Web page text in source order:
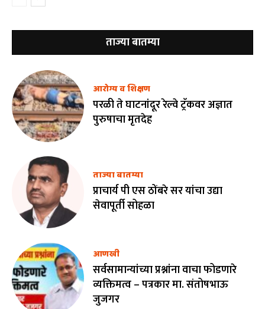
ताज्या बातम्या
आरोग्य व शिक्षण
परळी ते घाटनांदूर रेल्वे ट्रॅकवर अज्ञात
पुरुषाचा मृतदेह
ताज्या बातम्या
प्राचार्य पी एस ठोंबरे सर यांचा उद्या
सेवापूर्ती सोहळा
आणखी
सर्वसामान्यांच्या प्रश्नांना वाचा फोडणारे
व्यक्तिमत्व – पत्रकार मा. संतोषभाऊ
जुजगर